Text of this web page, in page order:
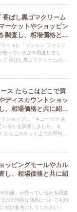
ばし黒ゴマクリーム
ーケットやショッピン
調査し、相場価格と共
ールに「ソントン ファミリ
売っているかを調査しまし
プ 香ばし黒ゴマクリームのネ
ス たらこはどこで買
ディスカウントショッ
、相場価格と共に紹介
ショップに「キユーピー あ
いるかを調査しました。ま
たらこのネット上での平均的
ッピングモールやカル
し、相場価格と共に紹
麺」が売っているかを調査
の平均的な価格についても紹
ぜひ参考にしてください！